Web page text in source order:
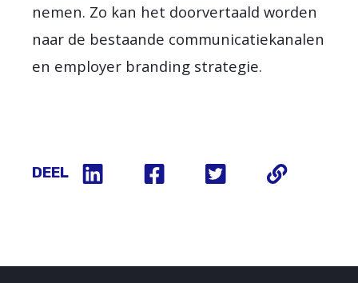
nemen. Zo kan het doorvertaald worden
naar de bestaande communicatiekanalen
en employer branding strategie.
DEEL